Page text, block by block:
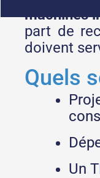
machines
part de
doivent
Quels
Un